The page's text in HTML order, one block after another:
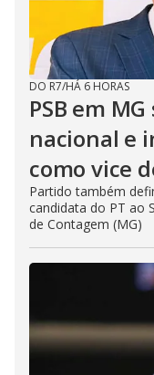
DO R7/HÁ 6 HORAS
PSB em
nacional e
como vice
Partido também
candidata do PT ao
de Contagem (MG)